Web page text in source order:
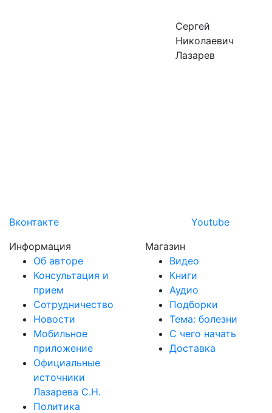
Сергей
Николаевич
Лазарев
Вконтакте
Youtube
Информация
Об авторе
Консультация и
прием
Сотрудничество
Новости
Мобильное
приложение
Официальные
источники
Лазарева С.Н.
Политика
Магазин
Видео
Книги
Аудио
Подборки
Тема: болезни
С чего начать
Доставка